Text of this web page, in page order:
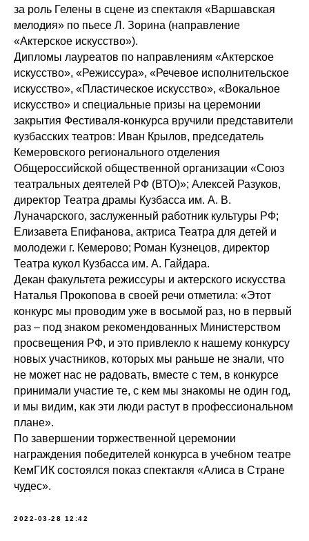
за роль Гелены в сцене из спектакля «Варшавская
мелодия» по пьесе Л. Зорина (направление
«Актерское искусство»).
Дипломы лауреатов по направлениям «Актерское
искусство», «Режиссура», «Речевое исполнительское
искусство», «Пластическое искусство», «Вокальное
искусство» и специальные призы на церемонии
закрытия Фестиваля-конкурса вручили представители
кузбасских театров: Иван Крылов, председатель
Кемеровского регионального отделения
Общероссийской общественной организации «Союз
театральных деятелей РФ (ВТО)»; Алексей Разуков,
директор Театра драмы Кузбасса им. А. В.
Луначарского, заслуженный работник культуры РФ;
Елизавета Епифанова, актриса Театра для детей и
молодежи г. Кемерово; Роман Кузнецов, директор
Театра кукол Кузбасса им. А. Гайдара.
Декан факультета режиссуры и актерского искусства
Наталья Прокопова в своей речи отметила: «Этот
конкурс мы проводим уже в восьмой раз, но в первый
раз – под знаком рекомендованных Министерством
просвещения РФ, и это привлекло к нашему конкурсу
новых участников, которых мы раньше не знали, что
не может нас не радовать, вместе с тем, в конкурсе
принимали участие те, с кем мы знакомы не один год,
и мы видим, как эти люди растут в профессиональном
плане».
По завершении торжественной церемонии
награждения победителей конкурса в учебном театре
КемГИК состоялся показ спектакля «Алиса в Стране
чудес».
2022-03-28 12:42